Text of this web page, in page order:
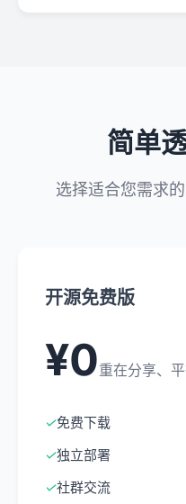
简单
选择适合您需求
开源免费版
¥0重在分享、
✓免费下载
✓独立部署
✓社群交流